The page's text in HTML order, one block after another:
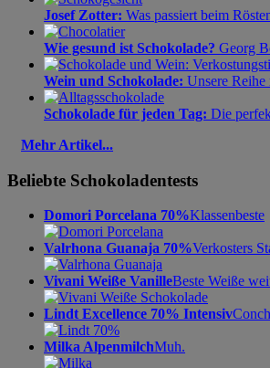
Josef Zotter: Was passiert beim
Wie gesund ist Schokolade? Georg
Wein und Schokolade: Unsere
Schokolade für jeden Tag: Die
Mehr Artikel...
Beliebte Schokoladentests
Domori Porcelana 70%Klassenbeste
Valrhona Guanaja 70%Verkosters
Vivani Weiße VanilleBeste Weiße
Lindt Excellence 70% Intensiv
Milka AlpenmilchMuh.